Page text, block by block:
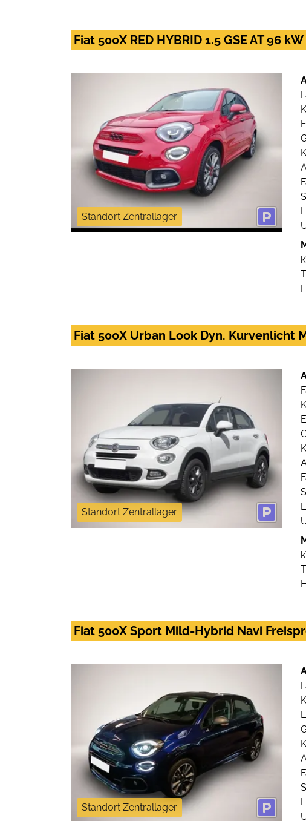
Fiat 500X RED HYBRID 1.5 GSE AT 96
Standort Zentrallager
Fiat 500X Urban Look Dyn. Kurvenlicht
Standort Zentrallager
Fiat 500X Sport Mild-Hybrid Navi
Standort Zentrallager